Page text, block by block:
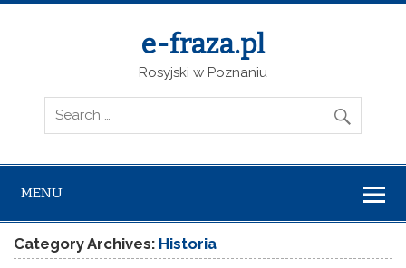
e-fraza.pl
Rosyjski w Poznaniu
MENU
Category Archives: Historia